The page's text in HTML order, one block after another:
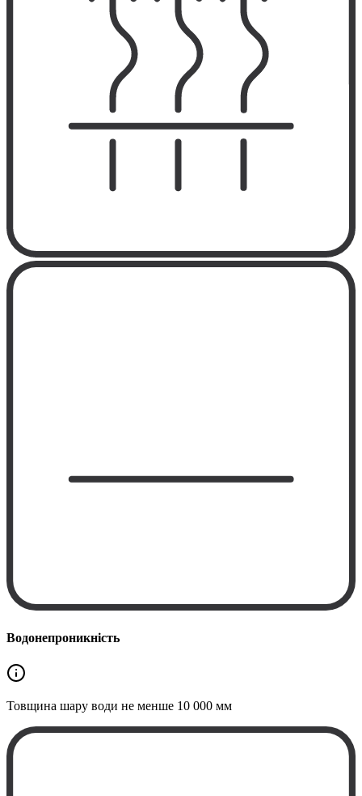
Водонепроникність
Товщина шару води не менше 10 000 мм